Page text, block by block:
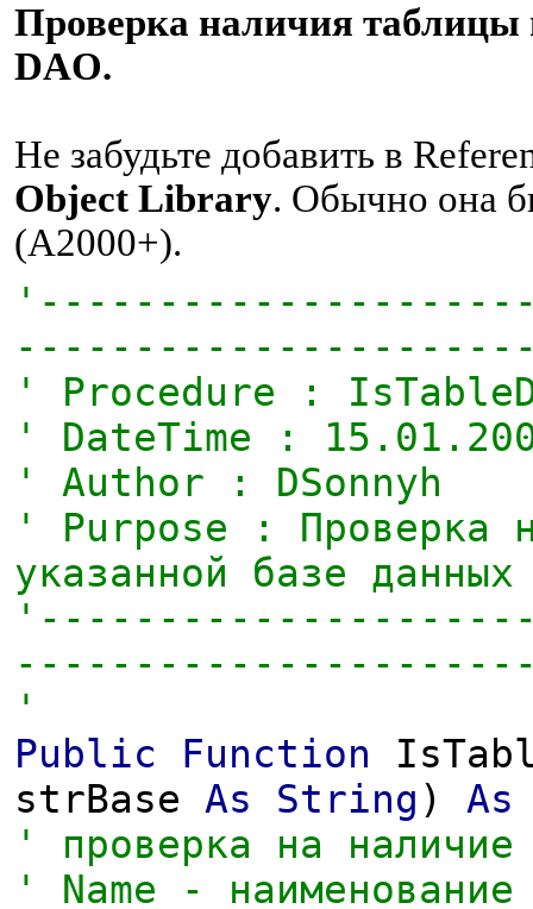
Проверка наличия таблицы
DAO.
Не забудьте добавить в
Object Library. Обычно она
(A2000+).
' Procedure :
' DateTime :
' Author : DSonnyh
' Purpose : Проверка
указанной базе данных
'
Public
Function
strBase As String ) As
' проверка на наличие
' Name - наименование